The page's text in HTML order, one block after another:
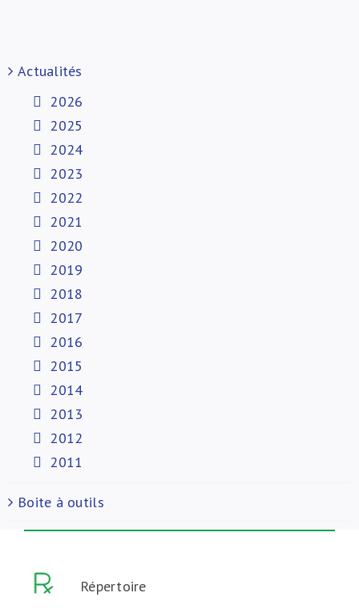
Actualités
2026
2025
2024
2023
2022
2021
2020
2019
2018
2017
2016
2015
2014
2013
2012
2011
Boite à outils
Répertoire